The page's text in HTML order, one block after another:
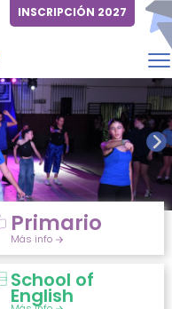
INSCRIPCIÓN 2027
Primario
Más info
School of
English